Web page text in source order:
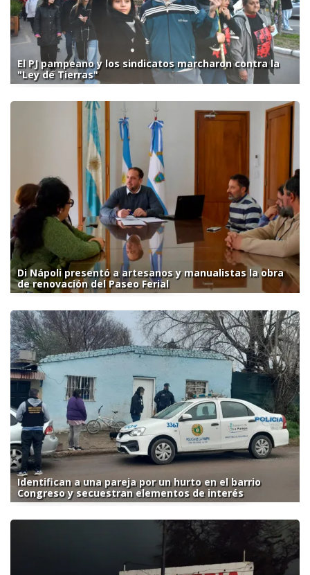
El PJ pampeano y los sindicatos marcharon contra la
"Ley de Tierras"
Di Nápoli presentó a artesanos y manualistas la obra
de renovación del Paseo Ferial
Identifican a una pareja por un hurto en el barrio
Congreso y secuestran elementos de interés